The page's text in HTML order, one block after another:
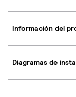
Información del
Diagramas de